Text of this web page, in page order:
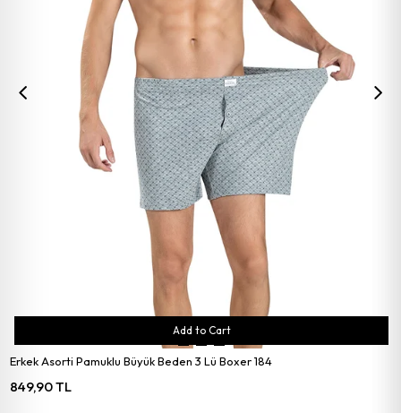
Erkek Asorti Pamuklu Büyük Beden 3 Lü Boxer 184
849,90 TL
Add to Cart